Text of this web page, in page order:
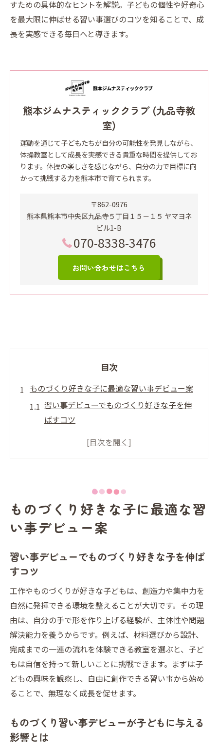
すための具体的なヒントを解説。子どもの個性や好奇心
を最大限に伸ばせる習い事選びのコツを知ることで、成
長を実感できる毎日へと導きます。
熊本ジムナスティッククラブ (九品寺教
室)
運動を通じて子どもたちが自分の可能性を発見しながら、
体操教室として成長を実感できる貴重な時間を提供してお
ります。体操の楽しさを感じながら、自分の力で目標に向
かって挑戦する力を熊本市で育てられます。
〒862-0976
熊本県熊本市中央区九品寺５丁目１５－１５ ヤマヨネ
ビル1-B
070-8338-3476
お問い合わせはこちら
目次
ものづくり好きな子に最適な習い事デビュー案
習い事デビューでものづくり好きな子を伸
ばすコツ
ものづくり習い事デビューが子どもに与え
習い事デビューで創造力を磨くものづくり
体験
習い事デビュー成功のための教室選びの基
クリエイティブな習い事デビューの始め方
子どもの創造力を伸ばす工作中心の習い事選び
工作中心の習い事デビューで創造力を最大
化
習い事デビュー選びが子どもの集中力に与
える効果
小学生向け工作教室で習い事デビューを始
めよう
体例
芸術系習い事デビューで個性と創造力を育
ものづくり好きな子に最適な習
い事デビュー案
習い事デビューでものづくり好きな子を伸ば
すコツ
工作やものづくりが好きな子どもは、創造力や集中力を
自然に発揮できる環境を整えることが大切です。その理
由は、自分の手で形を作り上げる経験が、主体性や問題
解決能力を養うからです。例えば、材料選びから設計、
完成までの一連の流れを体験できる教室を選ぶと、子ど
もは自信を持って新しいことに挑戦できます。まずは子
どもの興味を観察し、自由に創作できる習い事から始め
ることで、無理なく成長を促せます。
ものづくり習い事デビューが子どもに与える
影響とは